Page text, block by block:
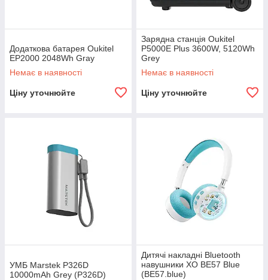
Додаткова батарея Oukitel
EP2000 2048Wh Gray
Немає в наявності
Ціну уточнюйте
Зарядна станція Oukitel
P5000E Plus 3600W, 5120Wh
Grey
Немає в наявності
Ціну уточнюйте
УМБ Marstek P326D
10000mAh Grey (P326D)
Дитячі накладні Bluetooth
навушники XO BE57 Blue
(BE57.blue)